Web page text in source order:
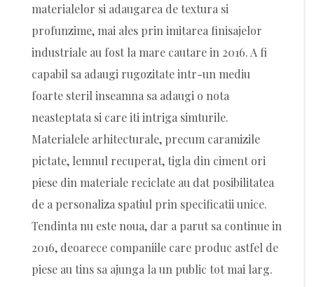
materialelor si adaugarea de textura si
profunzime, mai ales prin imitarea finisajelor
industriale au fost la mare cautare in 2016. A fi
capabil sa adaugi rugozitate intr-un mediu
foarte steril inseamna sa adaugi o nota
neasteptata si care iti intriga simturile.
Materialele arhitecturale, precum caramizile
pictate, lemnul recuperat, tigla din ciment ori
piese din materiale reciclate au dat posibilitatea
de a personaliza spatiul prin specificatii unice.
Tendinta nu este noua, dar a parut sa continue in
2016, deoarece companiile care produc astfel de
piese au tins sa ajunga la un public tot mai larg.